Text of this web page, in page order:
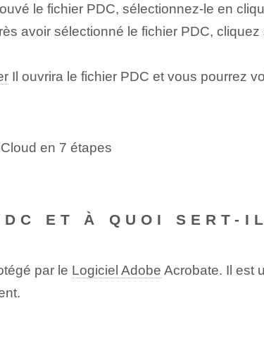
le fichier PDC, sélectionnez-le en
avoir sélectionné le fichier PDC,
Il ouvrira le fichier PDC et vous pourrez
en 7 étapes
ET À QUOI SERT-
par le⁤ Logiciel Adobe Acrobate. Il est